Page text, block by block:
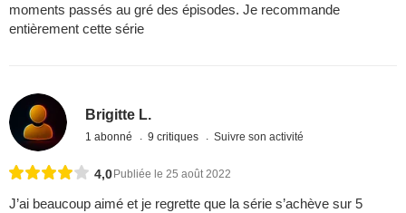
moments passés au gré des épisodes. Je recommande
entièrement cette série
Brigitte L.
1 abonné 9 critiques Suivre son activité
4,0 Publiée le 25 août 2022
J’ai beaucoup aimé et je regrette que la série s’achève sur 5